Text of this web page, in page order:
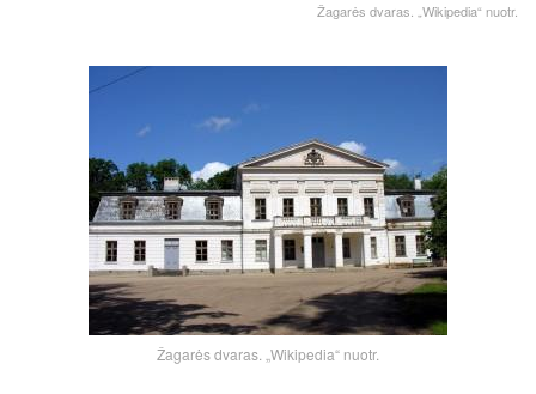
Žagarės dvaras. „Wikipedia“ nuotr.
Žagarės dvaras. „Wikipedia“ nuotr.